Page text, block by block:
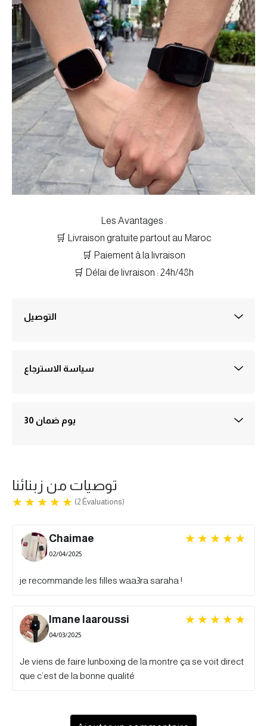
Les Avantages :
🛒 Livraison gratuite partout au Maroc
🛒 Paiement à la livraison
🛒 Délai de livraison : 24h/48h
التوصيل
سياسة الاسترجاع
30 يوم ضمان
توصيات من زبنائنا
(2 Évaluations)
Chaimae
02/04/2025
je recommande les filles waa3ra saraha !
Imane laaroussi
04/03/2025
Je viens de faire lunboxing de la montre ça se voit direct
que c’est de la bonne qualité